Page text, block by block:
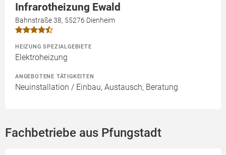
Infrarotheizung Ewald
Bahnstraße 38, 55276 Dienheim
HEIZUNG SPEZIALGEBIETE
Elektroheizung
ANGEBOTENE TÄTIGKEITEN
Neuinstallation / Einbau, Austausch, Beratung
Fachbetriebe aus Pfungstadt